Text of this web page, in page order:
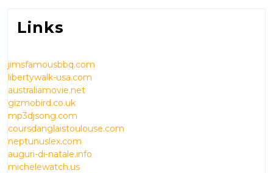
Links
jimsfamousbbq.com
libertywalk-usa.com
australiamovie.net
gizmobird.co.uk
mp3djsong.com
coursdanglaistoulouse.com
neptunuslex.com
auguri-di-natale.info
michelewatch.us